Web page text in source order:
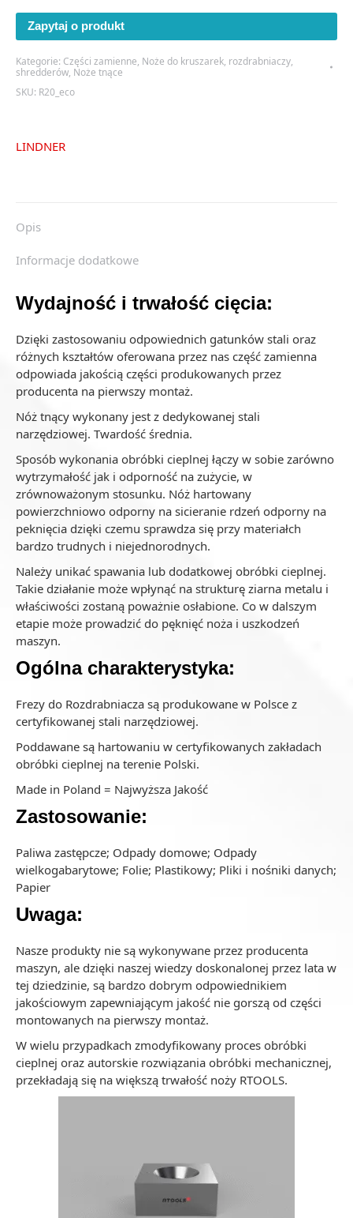
Zapytaj o produkt
Kategorie: Części zamienne, Noże do kruszarek, rozdrabniaczy,
shredderów, Noże tnące
SKU: R20_eco
LINDNER
Opis
Informacje dodatkowe
Wydajność i trwałość cięcia:
Dzięki zastosowaniu odpowiednich gatunków stali oraz
różnych kształtów oferowana przez nas część zamienna
odpowiada jakością części produkowanych przez
producenta na pierwszy montaż.
Nóż tnący wykonany jest z dedykowanej stali
narzędziowej. Twardość średnia.
Sposób wykonania obróbki cieplnej łączy w sobie zarówno
wytrzymałość jak i odporność na zużycie, w
zrównoważonym stosunku. Nóż hartowany
powierzchniowo odporny na sicieranie rdzeń odporny na
peknięcia dzięki czemu sprawdza się przy materiałch
bardzo trudnych i niejednorodnych.
Należy unikać spawania lub dodatkowej obróbki cieplnej.
Takie działanie może wpłynąć na strukturę ziarna metalu i
właściwości zostaną poważnie osłabione. Co w dalszym
etapie może prowadzić do pęknięć noża i uszkodzeń
maszyn.
Ogólna charakterystyka:
Frezy do Rozdrabniacza są produkowane w Polsce z
certyfikowanej stali narzędziowej.
Poddawane są hartowaniu w certyfikowanych zakładach
obróbki cieplnej na terenie Polski.
Made in Poland = Najwyższa Jakość
Zastosowanie:
Paliwa zastępcze; Odpady domowe; Odpady
wielkogabarytowe; Folie; Plastikowy; Pliki i nośniki danych;
Papier
Uwaga:
Nasze produkty nie są wykonywane przez producenta
maszyn, ale dzięki naszej wiedzy doskonalonej przez lata w
tej dziedzinie, są bardzo dobrym odpowiednikiem
jakościowym zapewniającym jakość nie gorszą od części
montowanych na pierwszy montaż.
W wielu przypadkach zmodyfikowany proces obróbki
cieplnej oraz autorskie rozwiązania obróbki mechanicznej,
przekładają się na większą trwałość noży RTOOLS.